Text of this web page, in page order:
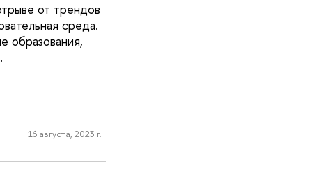
от трендов
среда.
образования,
16 августа, 2023 г.